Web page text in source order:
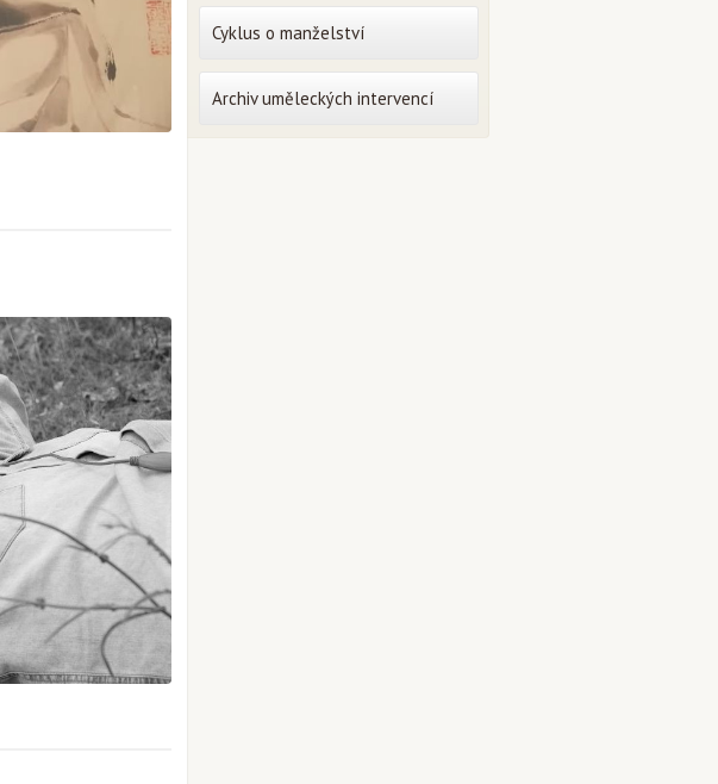
Cyklus o manželství
Archiv uměleckých intervencí